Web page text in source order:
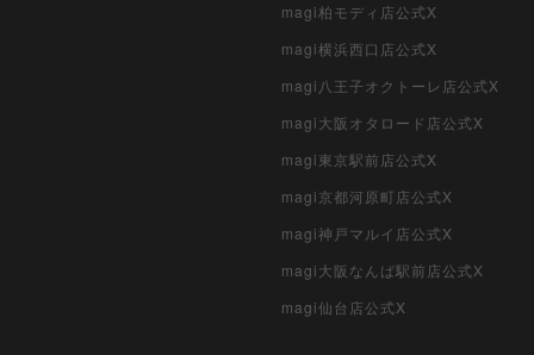
magi柏モディ店公式X
magi横浜西口店公式X
magi八王子オクトーレ店公式X
magi大阪オタロード店公式X
magi東京駅前店公式X
magi京都河原町店公式X
magi神戸マルイ店公式X
magi大阪なんば駅前店公式X
magi仙台店公式X